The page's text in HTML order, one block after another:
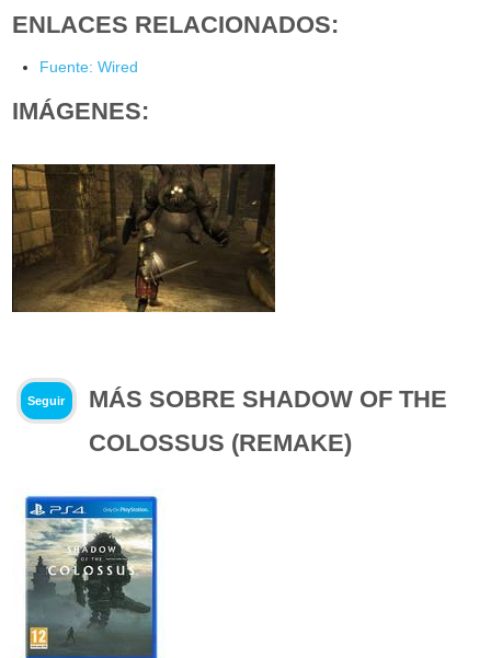
ENLACES RELACIONADOS:
Fuente: Wired
IMÁGENES:
Seguir
MÁS SOBRE SHADOW OF THE
COLOSSUS (REMAKE)